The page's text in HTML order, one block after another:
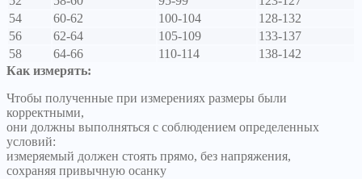
54
60-62 100-104
128-132
56
62-64 105-109
133-137
58
64-66 110-114
138-142
Как измерять:
Чтобы полученные при измерениях размеры были
корректными,
они должны выполняться с соблюдением определенных
условий:
измеряемый должен стоять прямо, без напряжения,
сохраняя привычную осанку